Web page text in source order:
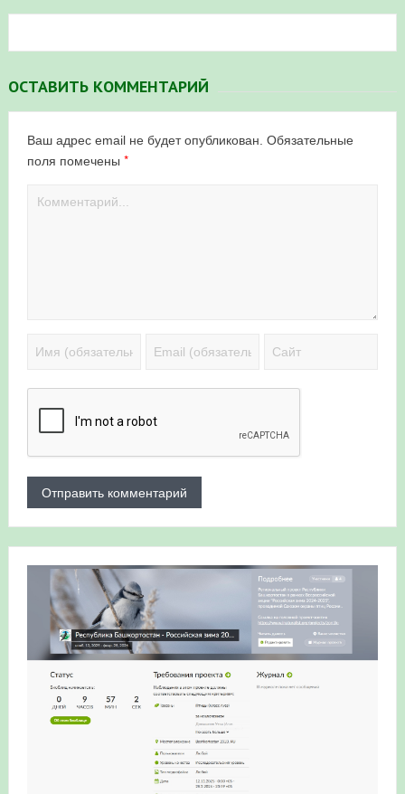
ОСТАВИТЬ КОММЕНТАРИЙ
Ваш адрес email не будет опубликован. Обязательные
поля помечены *